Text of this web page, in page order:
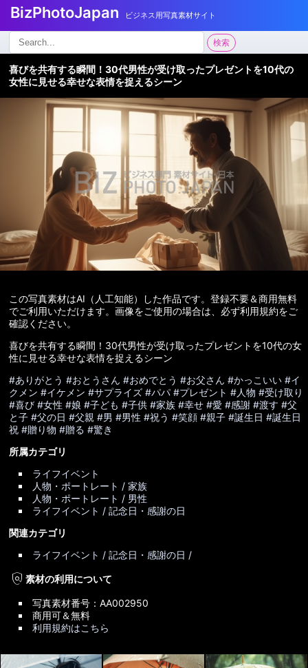
BizPhotoJapan ビジネス用写真素材サイト
検
索:
検索
喜びを共有する瞬間！30代男性が受け取ったプレゼントを10代の
女性に見せる幸せな表情を捉えるシーン
この写真素材はAI（人工知能）した作品です。登録不要＆商用無料
でご利用いただけます。画像をご使用の場合は、必ず利用規約をご
確認ください。
喜びを共有する瞬間！30代男性が受け取ったプレゼントを10代の女
性に見せる幸せな表情を捉えるシーン
#ありがとう #おとうさん #おめでとう #お父さん #かっこいい #イ
クメン #イケメン #サプライズ #パパ #プレゼント #人物 #受け取り
#喜び #女性 #娘 #子ども #子供 #家族 #幸せ #愛 #感謝 #渡す #父
と子 #父の日 #父親 #男 #男性 #祝う #笑顔 #親子 #誕生日 #誕生日
祝 #贈り物 #贈る #驚き
所属カテゴリ
ライフイベント
人物・ポートレート / 家族
人物・ポートレート / 男性
ライフイベント / 記念日・感謝の日
関連カテゴリ
ライフイベント / 記念日・感謝の日 /
policy素材の利用について
写真素材番号：AA002950
商用可＆無料
利用規約はこちら